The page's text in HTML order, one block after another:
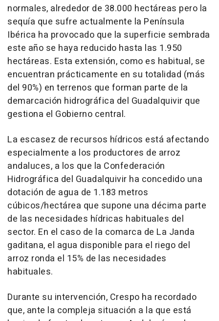
normales, alrededor de 38.000 hectáreas pero la
sequía que sufre actualmente la Península
Ibérica ha provocado que la superficie sembrada
este año se haya reducido hasta las 1.950
hectáreas. Esta extensión, como es habitual, se
encuentran prácticamente en su totalidad (más
del 90%) en terrenos que forman parte de la
demarcación hidrográfica del Guadalquivir que
gestiona el Gobierno central.
La escasez de recursos hídricos está afectando
especialmente a los productores de arroz
andaluces, a los que la Confederación
Hidrográfica del Guadalquivir ha concedido una
dotación de agua de 1.183 metros
cúbicos/hectárea que supone una décima parte
de las necesidades hídricas habituales del
sector. En el caso de la comarca de La Janda
gaditana, el agua disponible para el riego del
arroz ronda el 15% de las necesidades
habituales.
Durante su intervención, Crespo ha recordado
que, ante la compleja situación a la que está